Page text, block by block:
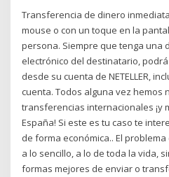
Transferencia de dinero
mouse o con un toque en la
persona. Siempre que tenga una
electrónico del destinatario,
desde su cuenta de NETELLER,
cuenta. Todos alguna vez hemos
transferencias internacionales ¡y
España! Si este es tu caso te
de forma económica.. El
a lo sencillo, a lo de toda la vida,
formas mejores de enviar o